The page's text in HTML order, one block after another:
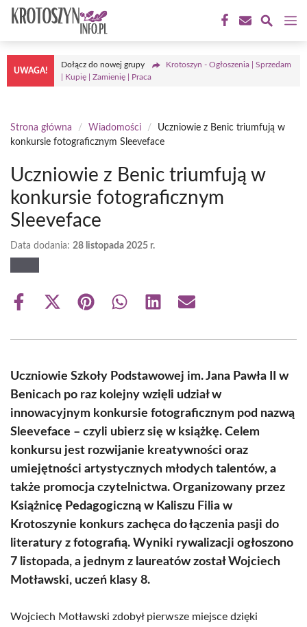
Przejdź
treści
UWAGA!
Dołącz do nowej grupy
Krotoszyn - Ogłoszenia | Sprzedam
| Kupię | Zamienię | Praca
Strona główna / Wiadomości /
Uczniowie z Benic triumfują w
konkursie fotograficznym Sleeveface
Uczniowie z Benic triumfują w
konkursie fotograficznym
Sleeveface
Data dodania: 28 listopada 2025 r.
Share
Share
(Twitter)
Share Share Share Share
Uczniowie Szkoły Podstawowej im. Jana Pawła II w
Benicach po raz kolejny wzięli udział w
innowacyjnym konkursie fotograficznym pod nazwą
Sleeveface – czyli ubierz się w książkę. Celem
konkursu jest rozwijanie kreatywności oraz
umiejętności artystycznych młodych talentów, a
także promocja czytelnictwa. Organizowany przez
Książnicę Pedagogiczną w Kaliszu Filia w
Krotoszynie konkurs zachęca do łączenia pasji do
literatury z fotografią. Wyniki rywalizacji ogłoszono
7 listopada, a jednym z laureatów został Wojciech
Motławski, uczeń klasy 8.
Wojciech Motławski zdobył pierwsze miejsce dzięki